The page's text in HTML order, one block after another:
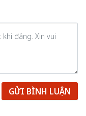
GỬI BÌNH LUẬN